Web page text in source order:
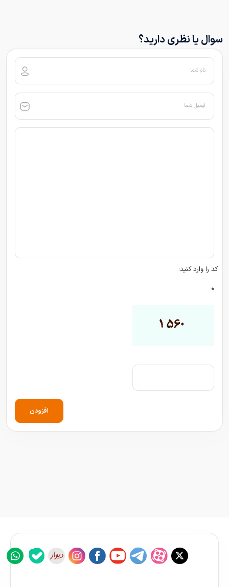
سوال یا نظری دارید؟
نام شما
ایمیل شما
کد را وارد کنید:
*
افزودن